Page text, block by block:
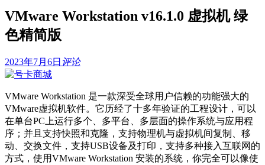
VMware Workstation v16.1.0 虚拟机 绿
色精简版
2023年7月6日 评论
VMware Workstation 是一款深受全球用户信赖的功能强大的
VMware虚拟机软件。它历经了十多年验证的工程设计，可以
在单台PC上运行多个、多平台、多层面的操作系统与应用程
序；并且支持快照和克隆，支持物理机与虚拟机间复制、移
动、交换文件，支持USB设备及打印，支持多种接入互联网的
方式，使用VMware Workstation 安装的系统，你完全可以像使